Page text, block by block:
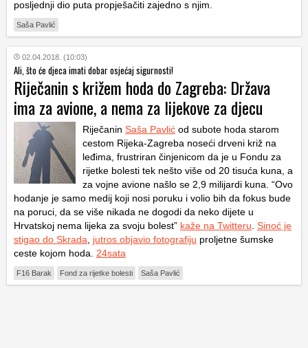
posljednji dio puta propješačiti zajedno s njim.
Saša Pavlić
02.04.2018. (10:03)
Ali, što će djeca imati dobar osjećaj sigurnosti!
Riječanin s križem hoda do Zagreba: Država
ima za avione, a nema za lijekove za djecu
Riječanin Saša Pavlić od subote hoda starom
cestom Rijeka-Zagreba noseći drveni križ na
leđima, frustriran činjenicom da je u Fondu za
rijetke bolesti tek nešto više od 20 tisuća kuna, a
za vojne avione našlo se 2,9 milijardi kuna. “Ovo
hodanje je samo medij koji nosi poruku i volio bih da fokus bude
na poruci, da se više nikada ne dogodi da neko dijete u
Hrvatskoj nema lijeka za svoju bolest” kaže na Twitteru Sinoć je
stigao do Skrada
jutros objavio fotografiju proljetne šumske
ceste kojom hoda. 24sata
F16 Barak Fond za rijetke bolesti Saša Pavlić